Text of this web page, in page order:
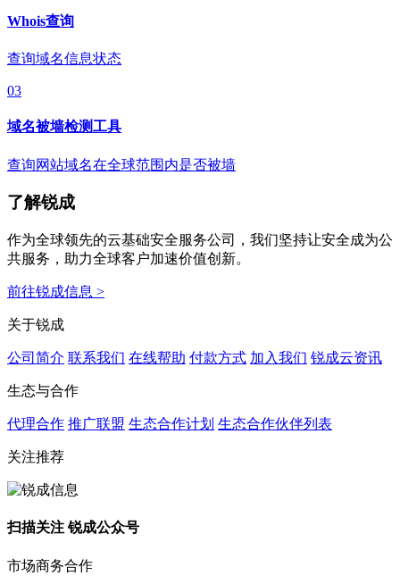
Whois查询
查询域名信息状态
03
域名被墙检测工具
查询网站域名在全球范围内是否被墙
了解锐成
作为全球领先的云基础安全服务公司，我们坚持让安全成为公
共服务，助力全球客户加速价值创新。
前往锐成信息 >
关于锐成
公司简介 联系我们 在线帮助 付款方式 加入我们 锐成云资讯
生态与合作
代理合作 推广联盟 生态合作计划 生态合作伙伴列表
关注推荐
扫描关注 锐成公众号
市场商务合作